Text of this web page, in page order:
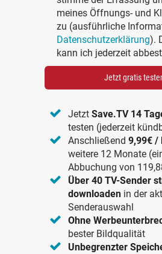
meines Öffnungs- und
zu (ausführliche
Datenschutzerklärung).
kann ich jederzeit
Jetzt gratis
JetztSave.TV 14
testen (jederzeit
Anschließend9,99€ /
weitere 12 Monate
Abbuchung von
Über 40 TV-Sender
downloaden in der
Senderauswahl
Ohne
bester Bildqualität
Unbegrenzter